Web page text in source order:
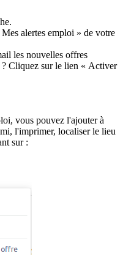
alertes emploi » de votre
les nouvelles offres
Cliquez sur le lien « Activer
vous pouvez l'ajouter à
l'imprimer, localiser le lieu
sur :